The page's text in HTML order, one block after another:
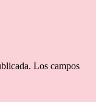
Los campos